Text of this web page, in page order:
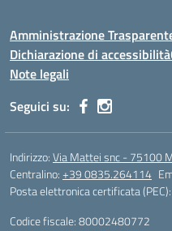
Amministrazione
Dichiarazione di accessibilità
Note legali
Seguici su:
Indirizzo:Via Mattei snc - 75100
Centralino:+39 0835.264114
Posta elettronica certificata (PEC):
Codice fiscale: 80002480772